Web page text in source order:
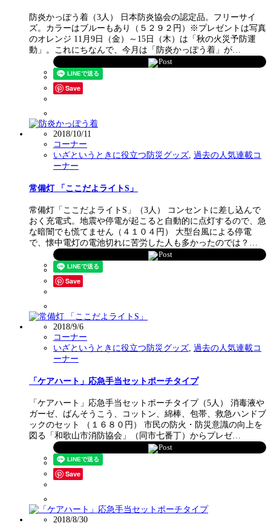
防炎かっぽう着（3人） 日本防炎協会の認定品。フリーサイ
ズ。カラーはブルーもあり（５２９２円）※プレゼントは写真
のオレンジ 11月9日（金）～15日（木）は「秋の火災予防運
動」。これにちなんで、今月は「防炎かっぽう着」が…
Post
Save
2018/10/11
コーナー
いざというときに役立つ防災グッズ 過去の人気連載コ
ーナー
常備灯 「ここだよライトS」
常備灯「ここだよライトS」（3人） コンセントに差し込んで
おく充電式。地震や停電が起こると自動的に点灯するので、急
な暗闇でも慌てません（４１０４円） 大型台風による停電
で、懐中電灯の電池切れに苦労した人も多かったのでは？…
Post
Save
2018/9/6
コーナー
いざというときに役立つ防災グッズ, 過去の人気連載コ
ーナー
「ケアハート」応急手当セットポーチタイプ
「ケアハート」応急手当セットポーチタイプ（5人） 消毒液や
ガーゼ、ばんそうこう、コットン、綿棒、包帯、救急ハンドブ
ックのセット （１６８０円） 市民の防火・防災意識の向上を
図る「和歌山市消防協会」（同市七番丁）からプレゼ…
Post
Save
2018/8/30